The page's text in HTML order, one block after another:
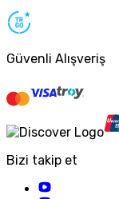
Güvenli Alışveriş
Bizi takip et